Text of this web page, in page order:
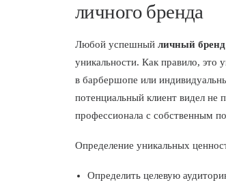
личного бренда
Любой успешный личный бренд
уникальности. Как правило, это
в барбершопе или
потенциальный клиент видел не
профессионала с собственным
Определение уникальных
Определить целевую